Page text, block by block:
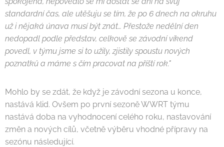
standardní čas, ale utěšuju se tím, že po 6 dnech na okruhu
už i nějaká únava musí být znát… Přestože nedělní den
nedopadl podle představ, celkově se závodní víkend
povedl, v týmu jsme si to užily, zjistily spoustu nových
poznatků a máme s čím pracovat na příští rok."
Mohlo by se zdát, že když je závodní sezona u konce,
nastává klid. Ovšem po první sezoně WWRT týmu
nastává doba na vyhodnocení celého roku, nastavování
změn a nových cílů, včetně výběru vhodné přípravy na
sezónu následující.